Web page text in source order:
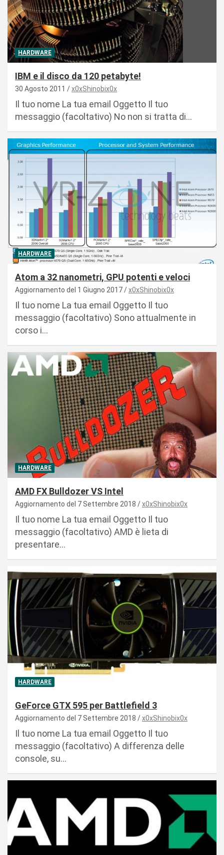
HARDWARE
IBM e il disco da 120 petabyte!
30 Agosto 2011 x0xShinobix0x
Il tuo nome La tua email Oggetto Il tuo
messaggio (facoltativo) No non si tratta di…
HARDWARE
Atom a 32 nanometri, GPU potenti e veloci
Aggiornamento del 1 Giugno 2017 x0xShinobix0x
Il tuo nome La tua email Oggetto Il tuo
messaggio (facoltativo) Sono attualmente in
corso i…
HARDWARE
AMD FX Bulldozer VS Intel
Aggiornamento del 7 Settembre 2018 x0xShinobix0x
Il tuo nome La tua email Oggetto Il tuo
messaggio (facoltativo) AMD è lieta di
presentare…
HARDWARE
GeForce GTX 595 per Battlefield 3
Aggiornamento del 7 Settembre 2018 x0xShinobix0x
Il tuo nome La tua email Oggetto Il tuo
messaggio (facoltativo) A differenza delle
console, su…